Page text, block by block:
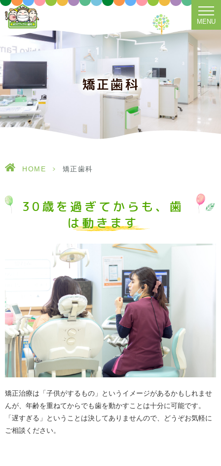
MENU
矯正歯科
HOME > 矯正歯科
30歳を過ぎてからも、歯
は動きます
矯正治療は「子供がするもの」というイメージがあるかもしれませ
んが、年齢を重ねてからでも歯を動かすことは十分に可能です。
「遅すぎる」ということは決してありませんので、どうぞお気軽に
ご相談ください。